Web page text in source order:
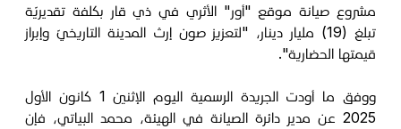
مشروع صيانة موقع "أور" الأثري في ذي قار بكلفة تقديريّة
تبلغ (19) مليار دينار، "لتعزيز صون إرث المدينة التاريخيّ وإبراز
قيمتها الحضارية".
ووفق ما أودت الجريدة الرسمية اليوم الإثنين 1 كانون الأول
2025 عن مدير دائرة الصيانة في الهيئة، محمد البياتي، فإن